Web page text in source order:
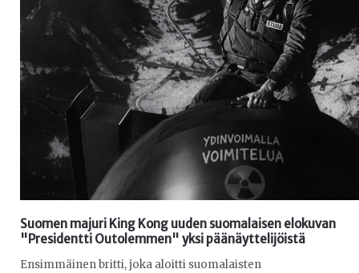
Suomen majuri King Kong uuden suomalaisen elokuvan
"Presidentti Outolemmen" yksi päänäyttelijöistä
Ensimmäinen britti, joka aloitti suomalaisten